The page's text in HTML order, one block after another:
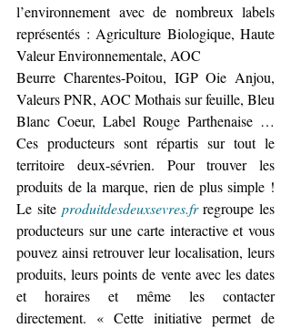
l’environnement avec de nombreux labels
représentés : Agriculture Biologique, Haute
Valeur Environnementale, AOC
Beurre Charentes-Poitou, IGP Oie Anjou,
Valeurs PNR, AOC Mothais sur feuille, Bleu
Blanc Coeur, Label Rouge Parthenaise …
Ces producteurs sont répartis sur tout le
territoire deux-sévrien. Pour trouver les
produits de la marque, rien de plus simple !
Le site produitdesdeuxsevres.fr regroupe les
producteurs sur une carte interactive et vous
pouvez ainsi retrouver leur localisation, leurs
produits, leurs points de vente avec les dates
et horaires et même les contacter
directement. « Cette initiative permet de